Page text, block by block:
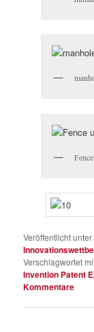
Veröffentlicht unter
Verschlagwortet
Invention Patent
Kommentare